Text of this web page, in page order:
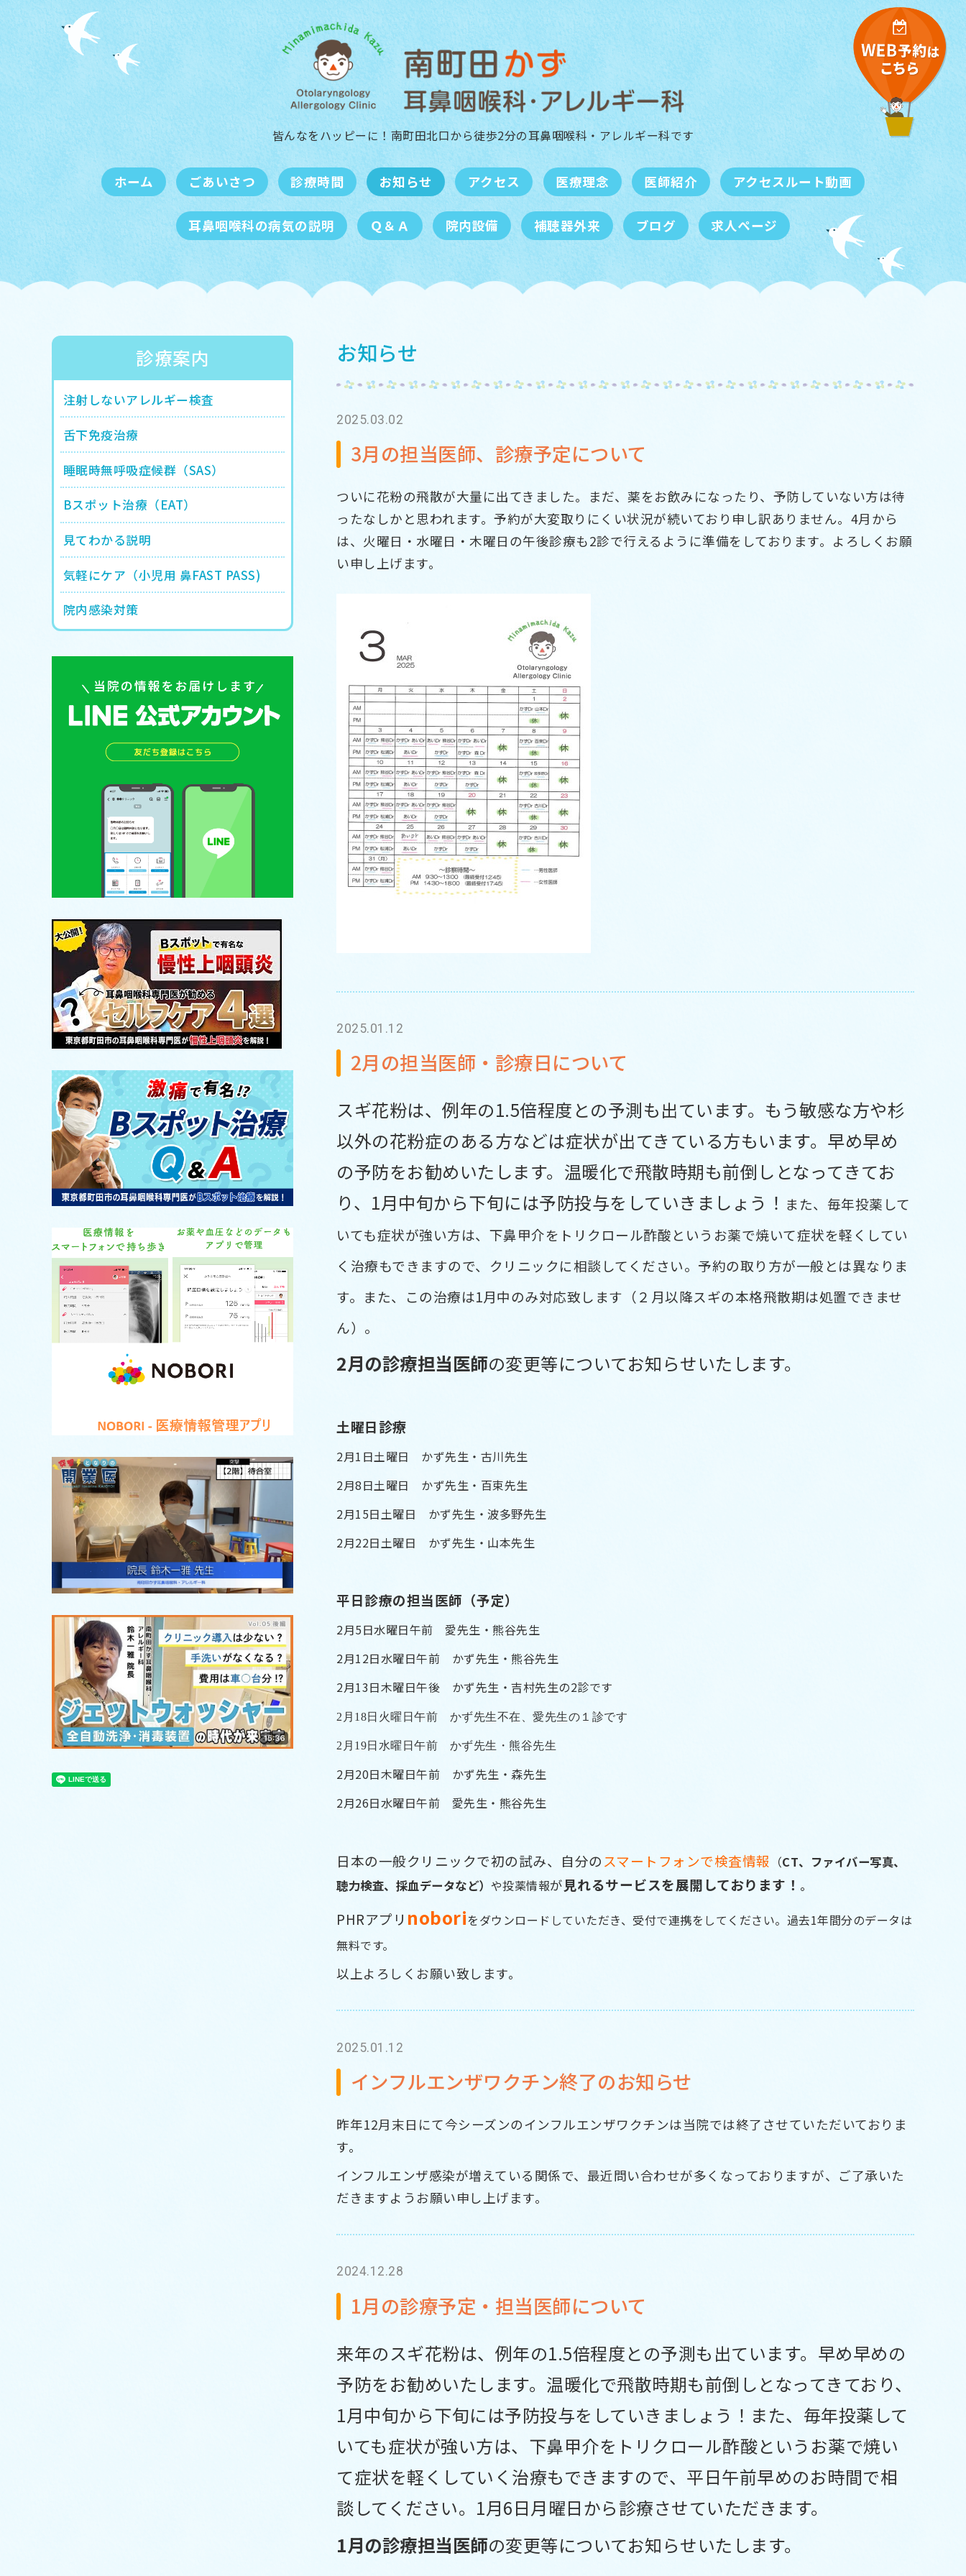
皆んなをハッピーに！南町田北口から徒歩2分の耳鼻咽喉科・アレルギー科です
ホーム ごあいさつ 診療時間 お知らせ アクセス 医療理念 医師紹介 アクセスルート動画
耳鼻咽喉科の病気の説明 Ｑ＆Ａ 院内設備 補聴器外来 ブログ 求人ページ
お知らせ
2025.03.02
3月の担当医師、診療予定について
ついに花粉の飛散が大量に出てきました。まだ、薬をお飲みになったり、予防していない方は待
ったなしかと思われます。予約が大変取りにくい状況が続いており申し訳ありません。4月から
は、火曜日・水曜日・木曜日の午後診療も2診で行えるように準備をしております。よろしくお願
い申し上げます。
2025.01.12
2月の担当医師・診療日について
スギ花粉は、例年の1.5倍程度との予測も出ています。もう敏感な方や杉
以外の花粉症のある方などは症状が出てきている方もいます。早め早め
の予防をお勧めいたします。温暖化で飛散時期も前倒しとなってきてお
り、1月中旬から下旬には予防投与をしていきましょう！ また、毎年投薬して
いても症状が強い方は、下鼻甲介をトリクロール酢酸というお薬で焼いて症状を軽くしてい
く治療もできますので、クリニックに相談してください。予約の取り方が一般とは異なりま
す。また、この治療は1月中のみ対応致します（２月以降スギの本格飛散期は処置できませ
ん）。
2月の診療担当医師の変更等についてお知らせいたします。
土曜日診療
2月1日土曜日 かず先生・古川先生
2月8日土曜日 かず先生・百束先生
2月15日土曜日 かず先生・波多野先生
2月22日土曜日 かず先生・山本先生
平日診療の担当医師（予定）
2月5日水曜日午前 愛先生・熊谷先生
2月12日水曜日午前 かず先生・熊谷先生
2月13日木曜日午後 かず先生・吉村先生の2診です
2月18日火曜日午前 かず先生不在、愛先生の１診です
2月19日水曜日午前 かず先生・熊谷先生
2月20日木曜日午前 かず先生・森先生
2月26日水曜日午前 愛先生・熊谷先生
日本の一般クリニックで初の試み、自分の スマートフォンで検査情報 （CT、ファイバー写真、
聴力検査、採血データなど） や投薬情報が 見れるサービスを展開しております！ 。
PHRアプリ noboriをダウンロードしていただき、受付で連携をして ください。過去1年間分のデータは
無料です。
以上よろしくお願い致します。
2025.01.12
インフルエンザワクチン終了のお知らせ
昨年12月末日にて今シーズンのインフルエンザワクチンは当院では終了させていただいておりま
す。
インフルエンザ感染が増えている関係で、最近問い合わせが多くなっておりますが、ご了承いた
だきますようお願い申し上げます。
2024.12.28
1月の診療予定・担当医師について
来年のスギ花粉は、例年の1.5倍程度との予測も出ています。早め早めの
予防をお勧めいたします。温暖化で飛散時期も前倒しとなってきており、
1月中旬から下旬には予防投与をしていきましょう！また、毎年投薬して
いても症状が強い方は、下鼻甲介をトリクロール酢酸というお薬で焼い
て症状を軽くしていく治療もできますので、平日午前早めのお時間で相
談してください。1月6日月曜日から診療させていただきます。
1月の診療担当医師の変更等についてお知らせいたします。
診療案内
注射しないアレルギー検査
舌下免疫治療
睡眠時無呼吸症候群（SAS）
Bスポット治療（EAT）
見てわかる説明
気軽にケア（小児用 鼻FAST PASS)
院内感染対策